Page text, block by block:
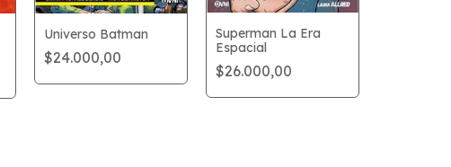
Universo Batman
$24.000,00
Superman La Era
Espacial
$26.000,00